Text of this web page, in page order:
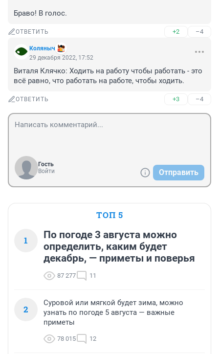
Браво! В голос.
ОТВЕТИТЬ +2 –4
Коляныч
29 декабря 2022, 17:52
Виталя Клячко: Ходить на работу чтобы работать - это
всё равно, что работать на работе, чтобы ходить.
ОТВЕТИТЬ +3 –4
Гость
Войти
Отправить
ТОП 5
1
По погоде 3 августа можно
определить, каким будет
декабрь, — приметы и поверья
87 277 11
2
Суровой или мягкой будет зима, можно
узнать по погоде 5 августа — важные
приметы
78 015 12